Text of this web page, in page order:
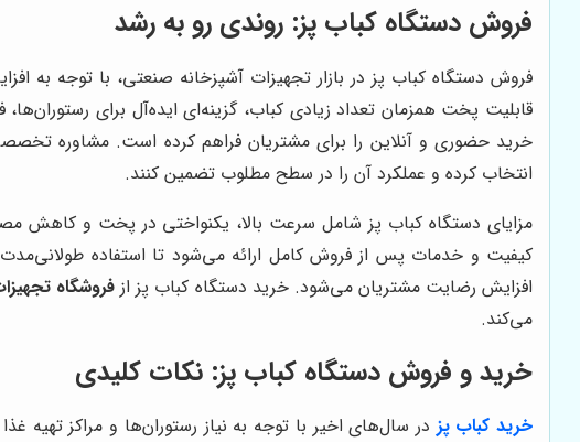
فروش دستگاه کباب پز: روندی رو به رشد
فروش دستگاه کباب پز در بازار تجهیزات آشپزخانه صنعتی، با توجه به
قابلیت پخت همزمان تعداد زیادی کباب، گزینه‌ای ایده‌آل برای
خرید حضوری و آنلاین را برای مشتریان فراهم کرده است. مشاوره
انتخاب کرده و عملکرد آن را در سطح مطلوب تضمین کنند.
مزایای دستگاه کباب پز شامل سرعت بالا، یکنواختی در پخت و کاهش
کیفیت و خدمات پس از فروش کامل ارائه می‌شود تا استفاده
افزایش رضایت مشتریان می‌شود. خرید دستگاه کباب پز از فروشگاه
می‌کند.
خرید و فروش دستگاه کباب پز: نکات کلیدی
خرید کباب پز در سال‌های اخیر با توجه به نیاز رستوران‌ها و مراکز